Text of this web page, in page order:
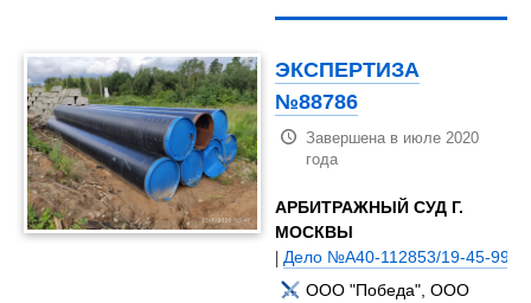
ЭКСПЕРТИЗА
№88786
Завершена в июле 2020
года
АРБИТРАЖНЫЙ СУД Г.
МОСКВЫ
|Дело №А40-112853/19-45-999
ООО "Победа", ООО